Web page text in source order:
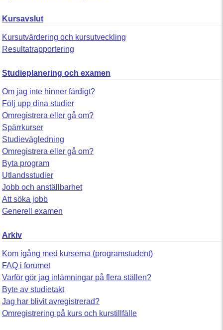
Kursavslut
Kursutvärdering och kursutveckling
Resultatrapportering
Studieplanering och examen
Om jag inte hinner färdigt?
Följ upp dina studier
Omregistrera eller gå om?
Spärrkurser
Studievägledning
Omregistrera eller gå om?
Byta program
Utlandsstudier
Jobb och anställbarhet
Att söka jobb
Generell examen
Arkiv
Kom igång med kurserna (programstudent)
FAQ i forumet
Varför gör jag inlämningar på flera ställen?
Byte av studietakt
Jag har blivit avregistrerad?
Omregistrering på kurs och kurstillfälle